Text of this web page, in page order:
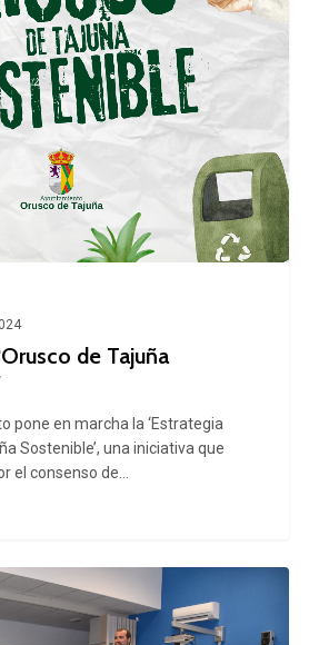
de Tajuña
pone en marcha la ‘Estrategia
Sostenible’, una iniciativa que
el consenso de…